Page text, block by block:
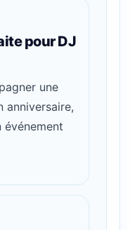
pour DJ
une
anniversaire,
événement